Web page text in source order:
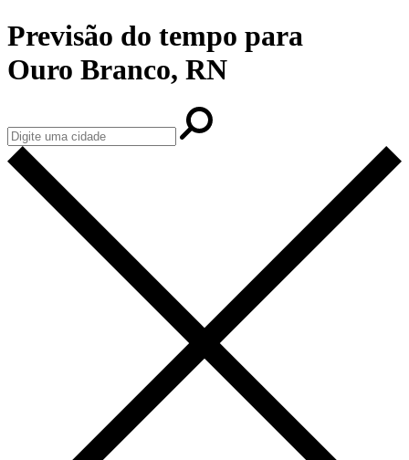
Previsão do tempo para
Ouro Branco, RN